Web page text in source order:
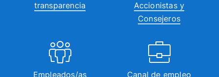
transparencia
Accionistas y
Consejeros
Empleados/as Canal de empleo